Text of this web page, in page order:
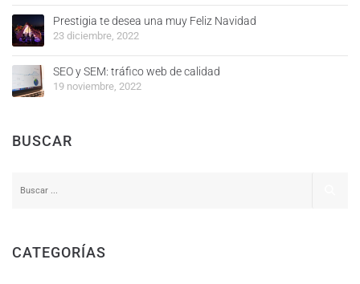
Prestigia te desea una muy Feliz Navidad
23 diciembre, 2022
SEO y SEM: tráfico web de calidad
19 noviembre, 2022
BUSCAR
CATEGORÍAS